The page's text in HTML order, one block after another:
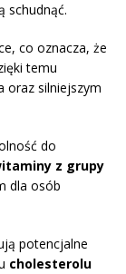
schudnąć.
co oznacza, że
temu
oraz silniejszym
do
z grupy
dla osób
potencjalne
cholesterolu